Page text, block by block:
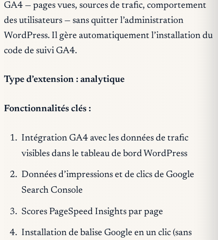
GA4 — pages vues, sources de trafic, comportement
des utilisateurs — sans quitter l’administration
WordPress. Il gère automatiquement l’installation du
code de suivi GA4.
Type d’extension : analytique
Fonctionnalités clés :
Intégration GA4 avec les données de trafic
visibles dans le tableau de bord WordPress
Données d’impressions et de clics de Google
Search Console
Scores PageSpeed Insights par page
Installation de balise Google en un clic (sans